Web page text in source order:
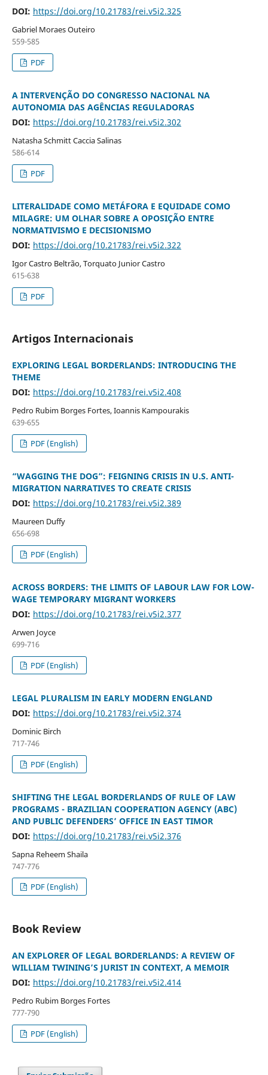
DOI: https://doi.org/10.21783/rei.v5i2.325
Gabriel Moraes Outeiro
559-585
PDF
A INTERVENÇÃO DO CONGRESSO NACIONAL NA
AUTONOMIA DAS AGÊNCIAS REGULADORAS
DOI: https://doi.org/10.21783/rei.v5i2.302
Natasha Schmitt Caccia Salinas
586-614
PDF
LITERALIDADE COMO METÁFORA E EQUIDADE COMO
MILAGRE: UM OLHAR SOBRE A OPOSIÇÃO ENTRE
NORMATIVISMO E DECISIONISMO
DOI: https://doi.org/10.21783/rei.v5i2.322
Igor Castro Beltrão, Torquato Junior Castro
615-638
PDF
Artigos Internacionais
EXPLORING LEGAL BORDERLANDS: INTRODUCING THE
THEME
DOI: https://doi.org/10.21783/rei.v5i2.408
Pedro Rubim Borges Fortes, Ioannis Kampourakis
639-655
PDF (English)
“WAGGING THE DOG”: FEIGNING CRISIS IN U.S. ANTI-
MIGRATION NARRATIVES TO CREATE CRISIS
DOI: https://doi.org/10.21783/rei.v5i2.389
Maureen Duffy
656-698
PDF (English)
ACROSS BORDERS: THE LIMITS OF LABOUR LAW FOR LOW-
WAGE TEMPORARY MIGRANT WORKERS
DOI: https://doi.org/10.21783/rei.v5i2.377
Arwen Joyce
699-716
PDF (English)
LEGAL PLURALISM IN EARLY MODERN ENGLAND
DOI: https://doi.org/10.21783/rei.v5i2.374
Dominic Birch
717-746
PDF (English)
SHIFTING THE LEGAL BORDERLANDS OF RULE OF LAW
PROGRAMS - BRAZILIAN COOPERATION AGENCY (ABC)
AND PUBLIC DEFENDERS’ OFFICE IN EAST TIMOR
DOI: https://doi.org/10.21783/rei.v5i2.376
Sapna Reheem Shaila
747-776
PDF (English)
Book Review
AN EXPLORER OF LEGAL BORDERLANDS: A REVIEW OF
WILLIAM TWINING’S JURIST IN CONTEXT, A MEMOIR
DOI: https://doi.org/10.21783/rei.v5i2.414
Pedro Rubim Borges Fortes
777-790
PDF (English)